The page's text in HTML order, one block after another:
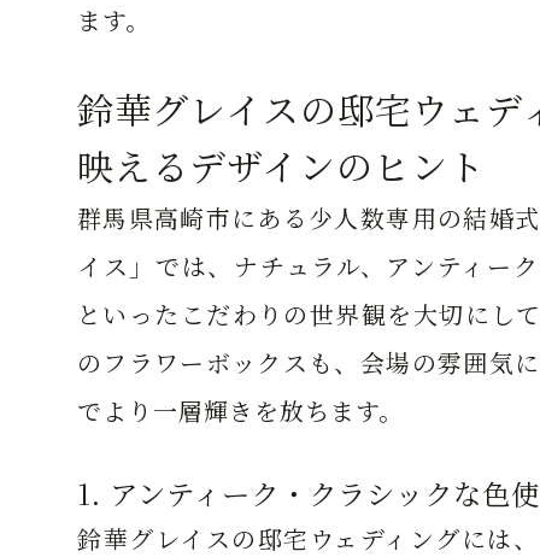
ます。
鈴華グレイスの邸宅ウェデ
映えるデザインのヒント
群馬県高崎市にある少人数専用の結婚
イス」では、ナチュラル、アンティー
といったこだわりの世界観を大切にし
のフラワーボックスも、会場の雰囲気
でより一層輝きを放ちます。
1. アンティーク・クラシックな色
鈴華グレイスの邸宅ウェディングには